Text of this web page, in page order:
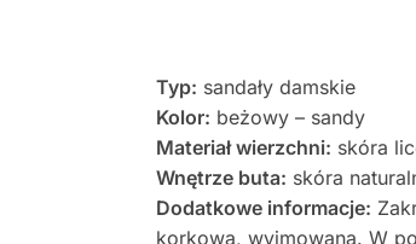
Typ: sandały damskie
Kolor: beżowy – sandy
Materiał wierzchni: skóra
Wnętrze buta: skóra
Dodatkowe informacje:
korkowa, wyjmowana. W